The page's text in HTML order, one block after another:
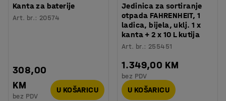
Kanta za baterije
Art. br.: 20574
308,00
KM
bez PDV
U KOŠARICU
Jedinica za sortiranje
otpada FAHRENHEIT, 1
ladica, bijela, uklj. 1 x
kanta + 2 x 10 L kutija
Art. br.: 255451
1.349,00 KM
bez PDV
U KOŠARICU